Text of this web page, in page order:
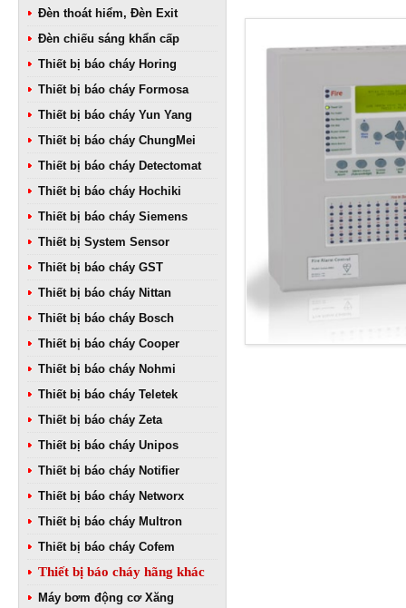
Đèn thoát hiểm, Đèn Exit
Đèn chiếu sáng khẩn cấp
Thiết bị báo cháy Horing
Thiết bị báo cháy Formosa
Thiết bị báo cháy Yun Yang
Thiết bị báo cháy ChungMei
Thiết bị báo cháy Detectomat
Thiết bị báo cháy Hochiki
Thiết bị báo cháy Siemens
Thiết bị System Sensor
Thiết bị báo cháy GST
Thiết bị báo cháy Nittan
Thiết bị báo cháy Bosch
Thiết bị báo cháy Cooper
Thiết bị báo cháy Nohmi
Thiết bị báo cháy Teletek
Thiết bị báo cháy Zeta
Thiết bị báo cháy Unipos
Thiết bị báo cháy Notifier
Thiết bị báo cháy Networx
Thiết bị báo cháy Multron
Thiết bị báo cháy Cofem
Thiết bị báo cháy hãng khác
Máy bơm động cơ Xăng